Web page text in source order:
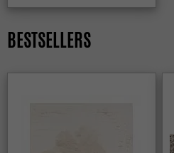
BESTSELLERS